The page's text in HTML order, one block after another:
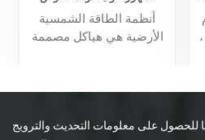
تصاعد نظام هيكل الأرفف
أنظمة الطاقة الشمسية
الأرضية هي هياكل مصممة
أساسًا مستقرًا، مما يؤدي
الألواح لتحقيق أقصى قدر
للحصول على معلومات التحديث والترويج